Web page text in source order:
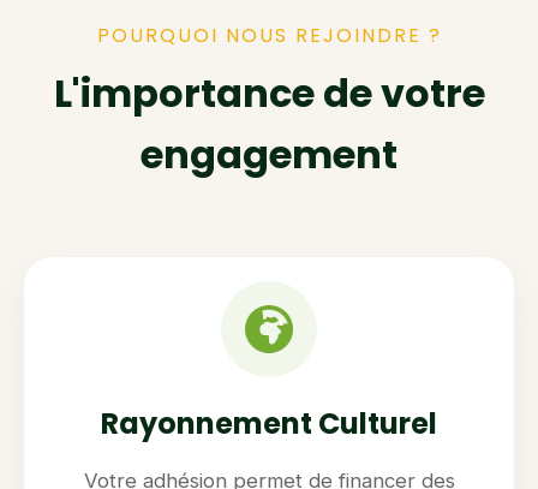
POURQUOI NOUS REJOINDRE ?
L'importance de votre
engagement
Rayonnement Culturel
Votre adhésion permet de financer des